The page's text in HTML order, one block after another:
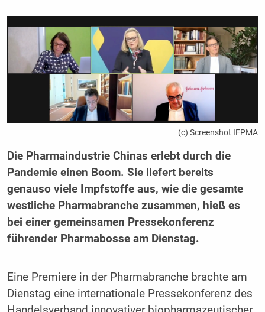
(c) Screenshot IFPMA
Die Pharmaindustrie Chinas erlebt durch die
Pandemie einen Boom. Sie liefert bereits
genauso viele Impfstoffe aus, wie die gesamte
westliche Pharmabranche zusammen, hieß es
bei einer gemeinsamen Pressekonferenz
führender Pharmabosse am Dienstag.
Eine Premiere in der Pharmabranche brachte am
Dienstag eine internationale Pressekonferenz des